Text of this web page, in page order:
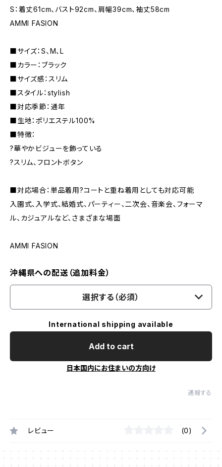
S：着丈61cm、バスト92cm、肩幅39cm、袖丈58cm
AMMI FASION
■サイズ：S、M、L
■カラー：ブラック
■サイズ感：スリム
■スタイル：stylish
■対応季節：通年
■生地：ポリエステル100%
■特徴：
?華やかビジューを飾っている
?スリム、フロントボタン
■対応場合：単品着用?コートと重ね着用としても対応可能
入園式、入学式、結婚式、パーティー、二次会、音楽会、フォーマ
ル、カジュアルなど、さまざまな場面
AMMI FASION
沖縄県への配送（追加料金）
選択する（必須）
International shipping available
Add to cart
日本国内にお住まいの方向け
通報する
レビュー (0)